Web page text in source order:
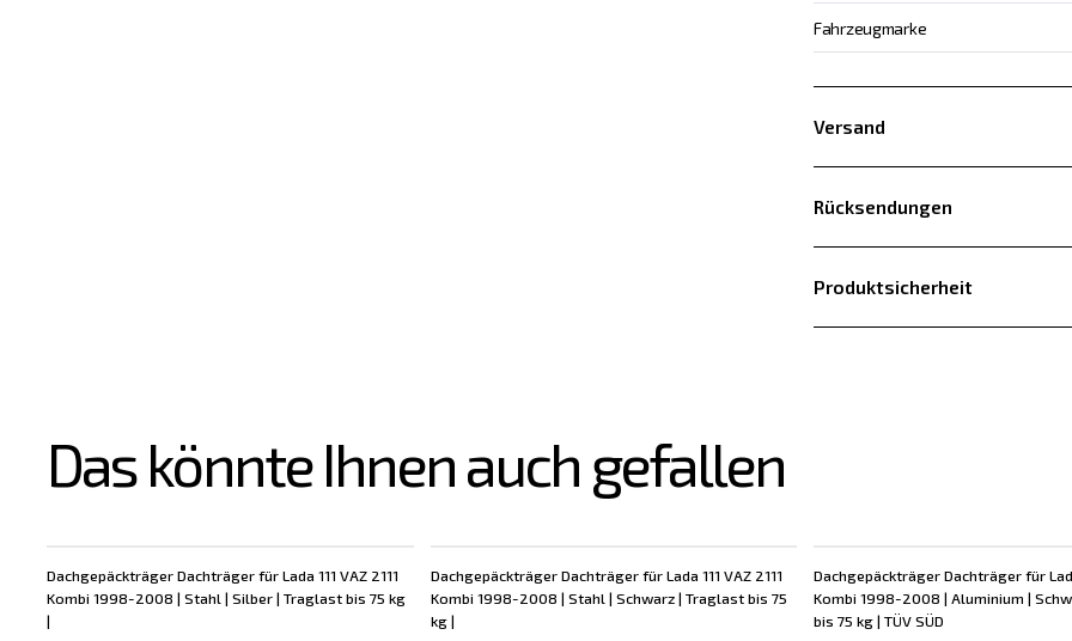
Fahrzeugmarke
Versand
Rücksendungen
Produktsicherheit
Das könnte Ihnen auch gefallen
Dachgepäckträger Dachträger für Lada 111 VAZ 2111
Kombi 1998-2008 | Stahl | Silber | Traglast bis 75 kg
|
Dachgepäckträger Dachträger für Lada 111 VAZ 2111
Kombi 1998-2008 | Stahl | Schwarz | Traglast bis 75
kg |
Dachgepäckträger Dachträger für
Kombi 1998-2008 | Aluminium |
bis 75 kg | TÜV SÜD